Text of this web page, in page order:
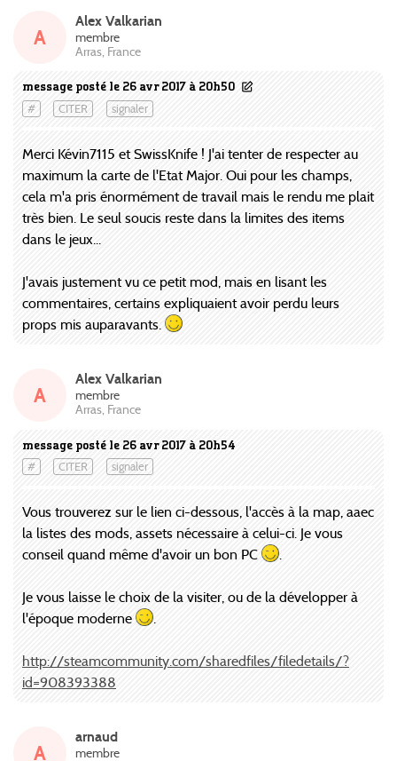
message posté le 26 avr 2017 à 20h50
# CITER signaler
A
Alex Valkarian
membre
Arras, France
Merci Kévin7115 et SwissKnife ! J'ai tenter de respecter au
maximum la carte de l'Etat Major. Oui pour les champs,
cela m'a pris énormément de travail mais le rendu me plait
très bien. Le seul soucis reste dans la limites des items
dans le jeux...
J'avais justement vu ce petit mod, mais en lisant les
commentaires, certains expliquaient avoir perdu leurs
props mis auparavants.
message posté le 26 avr 2017 à 20h54
# CITER signaler
A
Alex Valkarian
membre
Arras, France
Vous trouverez sur le lien ci-dessous, l'accès à la map, aaec
la listes des mods, assets nécessaire à celui-ci. Je vous
conseil quand même d'avoir un bon PC
.
Je vous laisse le choix de la visiter, ou de la développer à
l'époque moderne
.
http://steamcommunity.com/sharedfiles/filedetails/?
id=908393388
A
arnaud
membre